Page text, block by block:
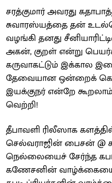
சரத்குமார் அவரது
சுவாரஸ்யத்தை தன்
வழங்கி தனது
அகன், குறள் என்று
கருவாகட்டும் இக்கால
தேவையான ஒன்றைக்
இயக்குநர் என்றே கூறலாம்.
வெற்றி!
தீபாவளி ரிலீஸாக
செல்வராஜின் பைசன் @
நெல்லையைச் சேர்ந்த
கணேசனின்